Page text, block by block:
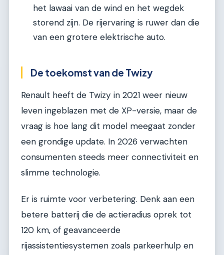
het lawaai van de wind en het wegdek
storend zijn. De rijervaring is ruwer dan die
van een grotere elektrische auto.
De toekomst van de Twizy
Renault heeft de Twizy in 2021 weer nieuw
leven ingeblazen met de XP-versie, maar de
vraag is hoe lang dit model meegaat zonder
een grondige update. In 2026 verwachten
consumenten steeds meer connectiviteit en
slimme technologie.
Er is ruimte voor verbetering. Denk aan een
betere batterij die de actieradius oprek tot
120 km, of geavanceerde
rijassistentiesystemen zoals parkeerhulp en